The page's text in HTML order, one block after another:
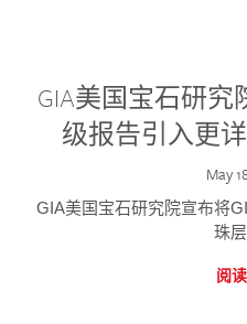
GIA美国宝石研究
级报告引入更
May
GIA美国宝石研究院宣布将
珠
阅